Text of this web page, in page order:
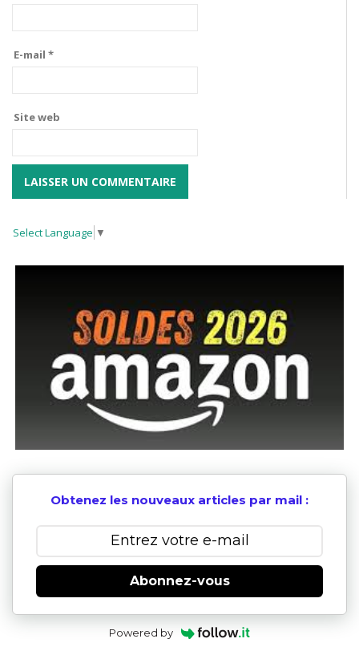
E-mail *
Site web
Select Language ▼
Obtenez les nouveaux articles par mail :
Abonnez-vous
Powered by